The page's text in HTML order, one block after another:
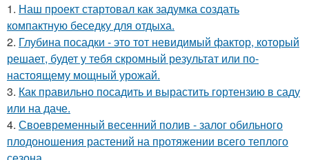
1. Наш проект стартовал как задумка создать
компактную беседку для отдыха.
2. Глубина посадки - это тот невидимый фактор, который
решает, будет у тебя скромный результат или по-
настоящему мощный урожай.
3. Как правильно посадить и вырастить гортензию в саду
или на даче.
4. Своевременный весенний полив - залог обильного
плодоношения растений на протяжении всего теплого